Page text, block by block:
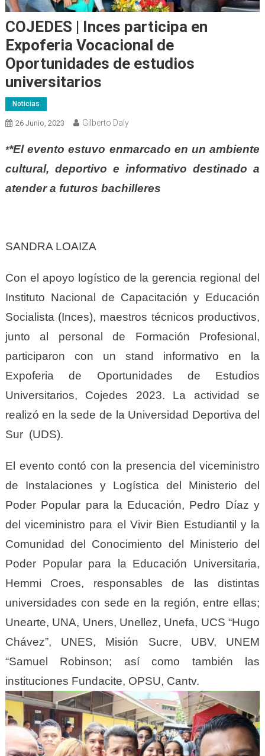
COJEDES | Inces participa en
Expoferia Vocacional de
Oportunidades de estudios
universitarios
Noticias
26 Junio, 2023 Gilberto Daly
**El evento estuvo enmarcado en un ambiente
cultural, deportivo e informativo destinado a
atender a futuros bachilleres
SANDRA LOAIZA
Con el apoyo logístico de la gerencia regional del
Instituto Nacional de Capacitación y Educación
Socialista (Inces), maestros técnicos productivos,
junto al personal de Formación Profesional,
participaron con un stand informativo en la
Expoferia de Oportunidades de Estudios
Universitarios, Cojedes 2023. La actividad se
realizó en la sede de la Universidad Deportiva del
Sur (UDS).
El evento contó con la presencia del viceministro
de Instalaciones y Logística del Ministerio del
Poder Popular para la Educación, Pedro Díaz y
del viceministro para el Vivir Bien Estudiantil y la
Comunidad del Conocimiento del Ministerio del
Poder Popular para la Educación Universitaria,
Hemmi Croes, responsables de las distintas
universidades con sede en la región, entre ellas;
Unearte, UNA, Uners, Unellez, Unefa, UCS “Hugo
Chávez”, UNES, Misión Sucre, UBV, UNEM
“Samuel Robinson; así como también las
instituciones Fundacite, OPSU, Cantv.